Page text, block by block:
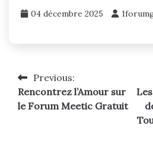
04 décembre 2025
Navigation
de
Previous:
Rencontrez l’Amour sur
le Forum Meetic Gratuit